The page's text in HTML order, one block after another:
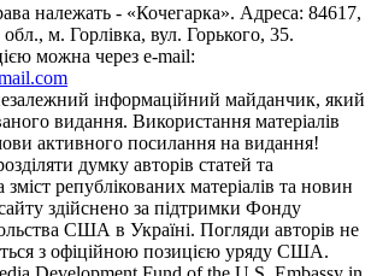
належать - «Кочегарка». Адреса: 84617,
м. Горлівка, вул. Горького, 35.
можна через e-mail:
інформаційний майданчик, який
видання. Використання матеріалів
активного посилання на видання!
думку авторів статей та
зміст републікованих матеріалів та новин
здійснено за підтримки Фонду
США в Україні. Погляди авторів не
з офіційною позицією уряду США.